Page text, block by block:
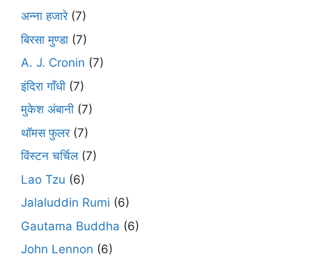
अन्ना हजारे(7)
बिरसा मुण्डा (7)
A. J. Cronin (7)
इंदिरा गाँधी (7)
मुकेश अंबानी (7)
थॉमस फुलर(7)
विंस्टन चर्चिल(7)
Lao Tzu (6)
Jalaluddin Rumi (6)
Gautama Buddha (6)
John Lennon (6)